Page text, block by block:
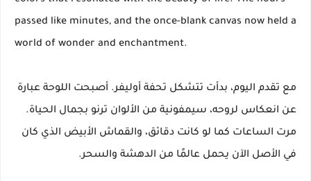
passed like minutes, and the once-blank canvas now held a
world of wonder and enchantment.
مع تقدم اليوم، بدأت تتشكل تحفة أوليفر. أصبحت اللوحة عبارة
عن انعكاس لروحه، سيمفونية من الألوان ترنو بجمال الحياة.
مرت الساعات كما لو كانت دقائق، والقماش الأبيض الذي كان
في الأصل الآن يحمل عالمًا من الدهشة والسحر.